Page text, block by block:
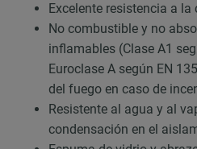
Excelente resistencia a la
No combustible y no
inflamables (Clase A1
Euroclase A según EN
del fuego en caso de
Resistente al agua y al
condensación en el